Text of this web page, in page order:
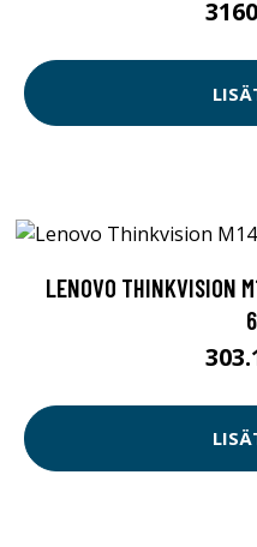
LENOVO THINKVISION